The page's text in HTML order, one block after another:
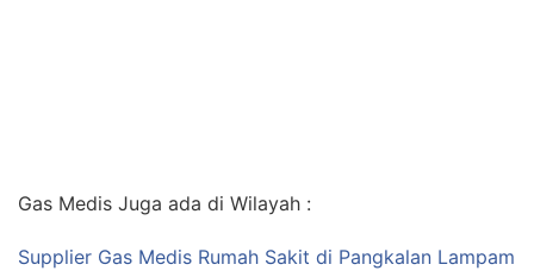
Gas Medis Juga ada di Wilayah :
Supplier Gas Medis Rumah Sakit di Pangkalan Lampam